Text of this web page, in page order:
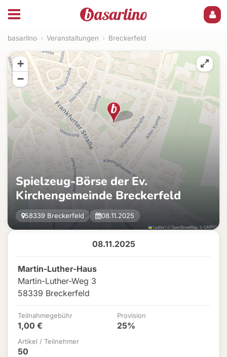
basarlino › Veranstaltungen › Breckerfeld
08.11.2025
Martin-Luther-Haus
Martin-Luther-Weg 3
58339 Breckerfeld
Teilnahmegebühr
1,00 €
Provision
25%
Artikel / Teilnehmer
50
Spielzeug-Börse der Ev.
Kirchengemeinde Breckerfeld
58339 Breckerfeld 08.11.2025
+
−
Leaflet|©OpenStreetMap , ©CARTO